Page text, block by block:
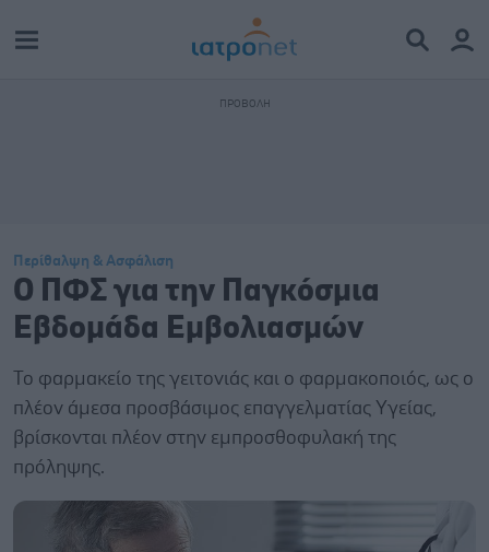
Περίθαλψη & Ασφάλιση
Ο ΠΦΣ για την Παγκόσμια
Εβδομάδα Εμβολιασμών
Το φαρμακείο της γειτονιάς και ο φαρμακοποιός, ως ο
πλέον άμεσα προσβάσιμος επαγγελματίας Υγείας,
βρίσκονται πλέον στην εμπροσθοφυλακή της
πρόληψης.